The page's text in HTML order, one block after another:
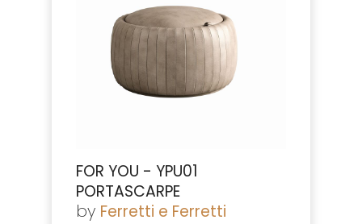
FOR YOU - YPU01
PORTASCARPE
by Ferretti e Ferretti